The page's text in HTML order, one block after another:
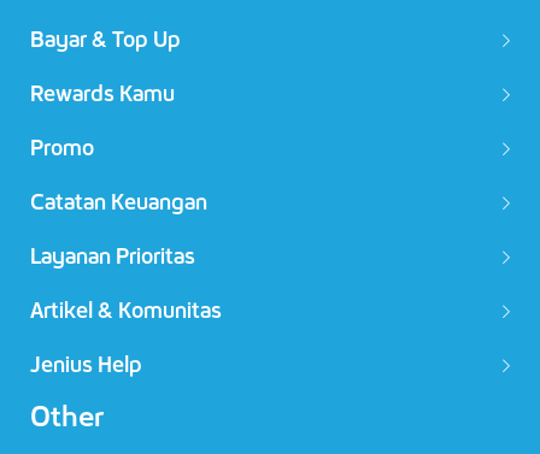
Bayar & Top Up
Rewards Kamu
Promo
Catatan Keuangan
Layanan Prioritas
Artikel & Komunitas
Jenius Help
Other